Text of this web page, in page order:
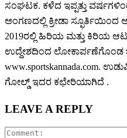
ಸಂಘಟಕ. ಕಳೆದ ಇಪ್ಪತ್ತು
ಅಂಗಣದಲ್ಲಿ ಕ್ರೀಡಾ ಸ್ಫೂರ್ತಿಯಿಂದ
2019ರಲ್ಲಿ ಹಿರಿಯ ಮತ್ತು ಕಿರಿಯ
ಉದ್ದೇಶದಿಂದ ಲೋಕಾರ್ಪಣೆಗೊಂಡ
www.sportskannada.com.
ಗೋಲ್ಡ್ ಇದರ ಕಛೇರಿಯಾಗಿದೆ .
LEAVE A REPLY